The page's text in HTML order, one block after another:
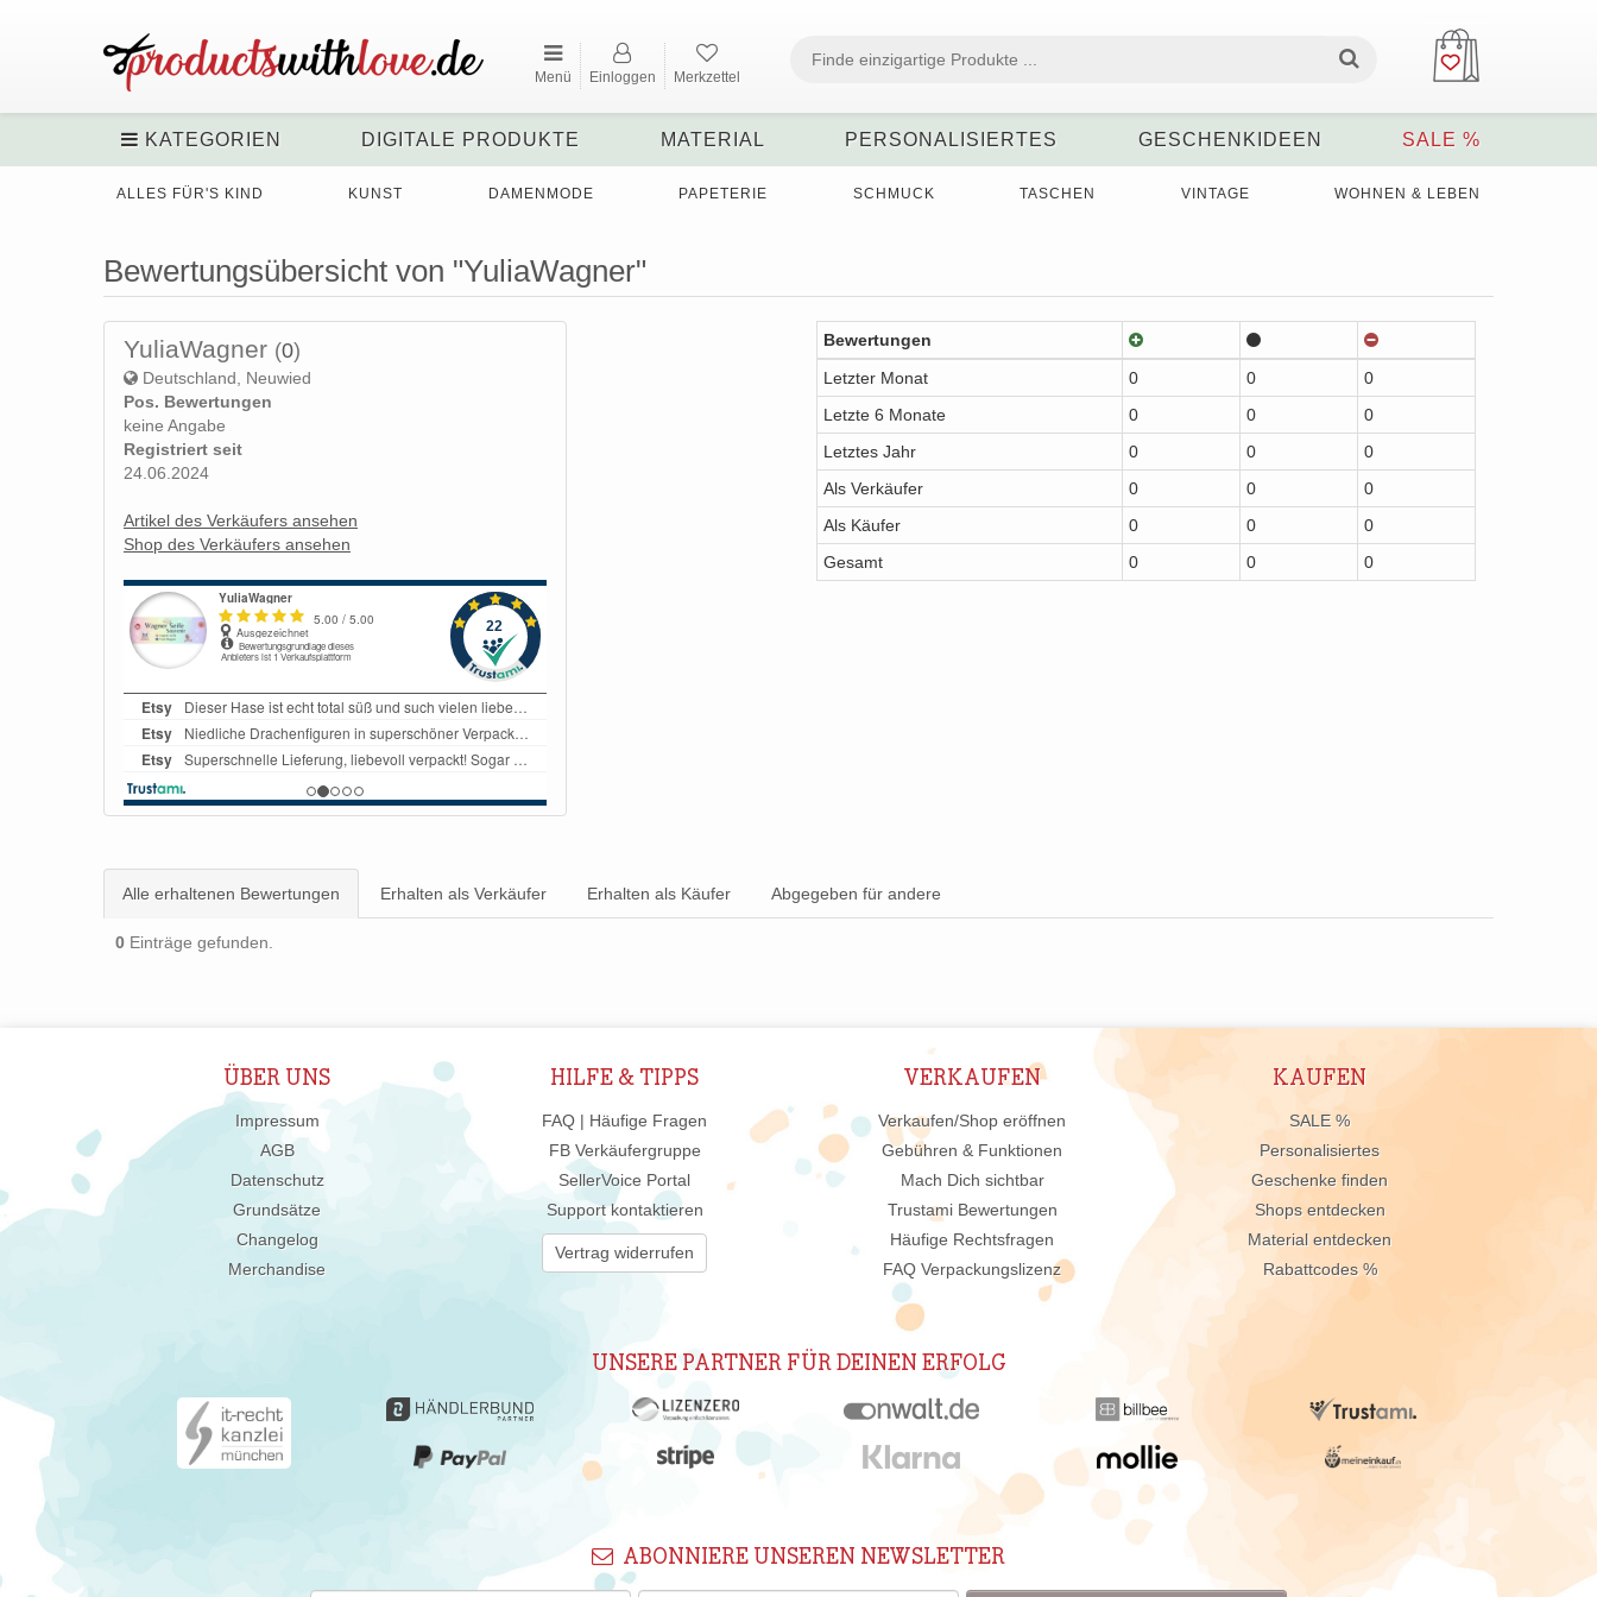
Menü Einloggen Merkzettel
KATEGORIEN DIGITALE PRODUKTE MATERIAL PERSONALISIERTES GESCHENKIDEEN SALE %
ALLES FÜR'S KIND KUNST DAMENMODE PAPETERIE SCHMUCK TASCHEN VINTAGE WOHNEN & LEBEN
Bewertungsübersicht von "YuliaWagner"
YuliaWagner (0)
Deutschland, Neuwied
Pos. Bewertungen
keine Angabe
Registriert seit
24.06.2024
Artikel des Verkäufers ansehen
Shop des Verkäufers ansehen
Bewertungen
Letzter Monat
0 0
0
Letzte 6 Monate
0 0
0
Letztes Jahr
0 0
0
Als Verkäufer
0 0
0
Als Käufer
0 0
0
Gesamt
0 0 0
Alle erhaltenen Bewertungen Erhalten als Verkäufer Erhalten als Käufer Abgegeben für andere
0 Einträge gefunden.
ÜBER UNS
Impressum
AGB
Datenschutz
Grundsätze
Changelog
Merchandise
HILFE & TIPPS
FAQ | Häufige Fragen
FB Verkäufergruppe
SellerVoice Portal
Support kontaktieren
Vertrag widerrufen
VERKAUFEN
Verkaufen/Shop eröffnen
Gebühren & Funktionen
Mach Dich sichtbar
Trustami Bewertungen
Häufige Rechtsfragen
FAQ Verpackungslizenz
KAUFEN
SALE %
Personalisiertes
Geschenke finden
Shops entdecken
Material entdecken
Rabattcodes %
UNSERE PARTNER FÜR DEINEN ERFOLG
ABONNIERE UNSEREN NEWSLETTER